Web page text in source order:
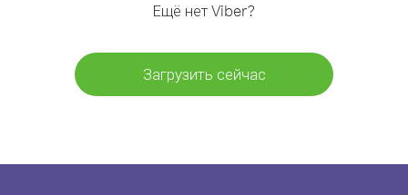
Ещё нет Viber?
Загрузить сейчас